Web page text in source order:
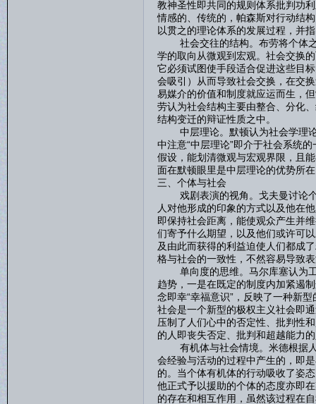
教神圣性即共同的规则体系批判功
情感的、传统的，帕森斯对行动结
以贯之的理论体系的发展过程，并
社会交往的结构。布劳将个体之
学的取向从微观到宏观。社会交换
它必须试图使手段适合促进这些目
会吸引）从而导致社会交换，在交
易媒介的价值和制度就应运而生，
劳认为社会结构主要由整合、分化
结构变迁的辩证性质之中。
中层理论。默顿认为社会学理论
中注意“中层理论”即介于社会系统
假设，能划清微观与宏观界限，且
面在默顿眼里是中层理论的优势所
三、个体与社会
戏剧表演的视角。戈夫曼讨论个
人对他形成的印象的方式以及他在
即保持社会距离，能使观众产生并
们寄予什么期望，以及他们或许可
及由此而获得的利益迫使人们都成
格与社会的一致性，不然容易导致
单向度的思维。马尔库塞认为工
趋势，一是在既定的制度内加紧遏
念即幸“幸福意识”，反映了一种新
社会是一个新型的极权主义社会即
压制了人们心中的否定性、批判性
的人即丧失否定、批判和超越能力
有机体与社会情境。米德根据人
会经验与活动的过程中产生的，即
的。当个体有机体的行动吸收了姿
他正式予以援助的个体的态度亦即
的存在和相互作用，虽然该过程在